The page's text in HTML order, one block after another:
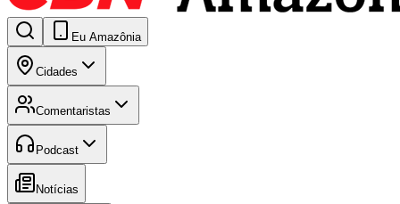
Eu Amazônia
Cidades
Comentaristas
Podcast
Notícias